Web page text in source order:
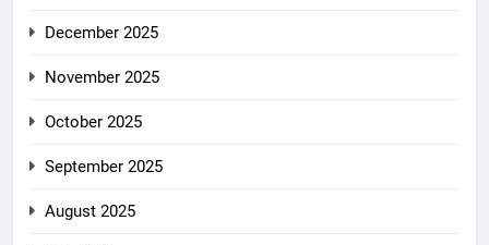
December 2025
November 2025
October 2025
September 2025
August 2025